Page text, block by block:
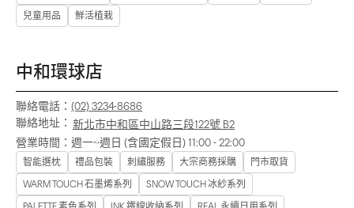
兒童用品
鮮活植栽
中和環球店
聯絡電話： (02) 3234-8686
聯絡地址： 新北市中和區中山路三段122號 B2
營業時間： 週一~週日 (含國定假日) 11:00 - 22:00
智能選枕 禮品包裝 刺繡服務 大宗商務採購
門市取貨
WARM TOUCH 石墨烯系列
SNOW TOUCH 冰紗系列